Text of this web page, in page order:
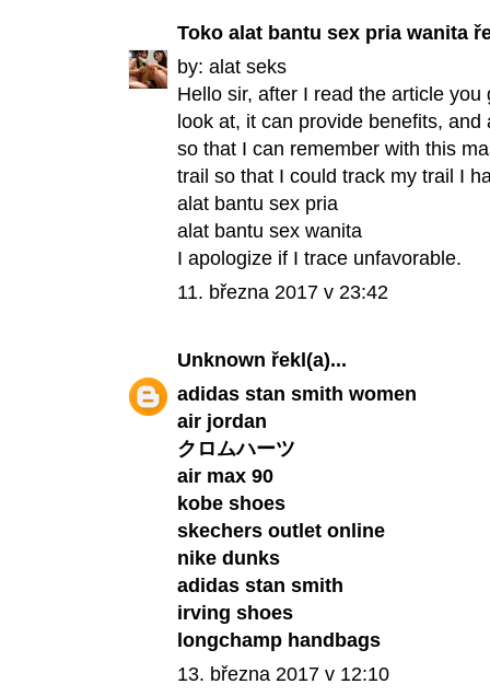
Toko alat bantu sex pria wanita
by: alat seks
Hello sir, after I read the article
look at, it can provide benefits,
so that I can remember with this
trail so that I could track my trail I
alat bantu sex pria
alat bantu sex wanita
I apologize if I trace unfavorable.
11. března 2017 v 23:42
Unknown řekl(a)...
adidas stan smith women
air jordan
クロムハーツ
air max 90
kobe shoes
skechers outlet online
nike dunks
adidas stan smith
irving shoes
longchamp handbags
13. března 2017 v 12:10